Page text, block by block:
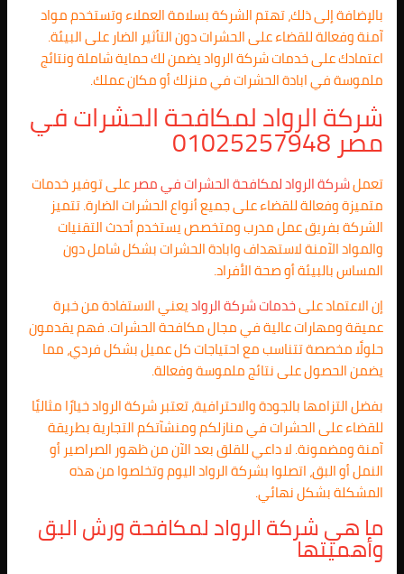
بالإضافة إلى ذلك، تهتم الشركة بسلامة العملاء وتستخدم مواد
آمنة وفعالة للقضاء على الحشرات دون التأثير الضار على البيئة.
اعتمادك على خدمات شركة الرواد يضمن لك حماية شاملة ونتائج
ملموسة في ابادة الحشرات في منزلك أو مكان عملك.
شركة الرواد لمكافحة الحشرات في
مصر 01025257948
تعملشركة الرواد لمكافحة الحشرات في مصر على توفير خدمات
متميزة وفعالة للقضاء على جميع أنواع الحشرات الضارة. تتميز
الشركة بفريق عمل مدرب ومتخصص يستخدم أحدث التقنيات
والمواد الآمنة لاستهداف وابادة الحشرات بشكل شامل دون
المساس بالبيئة أو صحة الأفراد.
إن الاعتماد علىخدمات شركة الرواديعني الاستفادة من خبرة
عميقة ومهارات عالية في مجال مكافحة الحشرات. فهم يقدمون
حلولًا مخصصة تتناسب مع احتياجات كل عميل بشكل فردي، مما
يضمن الحصول على نتائج ملموسة وفعالة.
بفضل التزامها بالجودة والاحترافية، تعتبر شركة الرواد خيارًا مثاليًا
للقضاء على الحشرات في منازلكم ومنشآتكم التجارية بطريقة
آمنة ومضمونة. لا داعي للقلق بعد الآن من ظهور الصراصير أو
النمل أو البق، اتصلوا بشركة الرواد اليوم وتخلصوا من هذه
المشكلة بشكل نهائي.
ما هي شركة الرواد لمكافحة ورش البق
وأهميتها